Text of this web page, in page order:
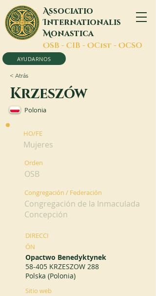
Associatio
Internationalis
Monastica
OSB - CIB - OCist - OCSO
AYUDARNOS
< Atrás
Krzeszów
Polonia
HO/FE
Mujeres
Orden
OSB
Congregación / Federación
Congregación de la Inmaculada
Concepción
DIRECCI
ÓN
Opactwo Benedyktynek
58-405 KRZESZOW 288
Polska (Polonia)
Sitio web